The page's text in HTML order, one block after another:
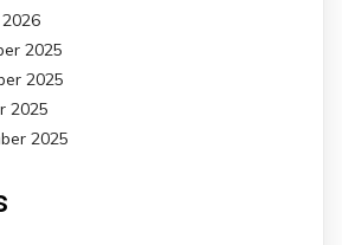
2025
2025
2025
2025